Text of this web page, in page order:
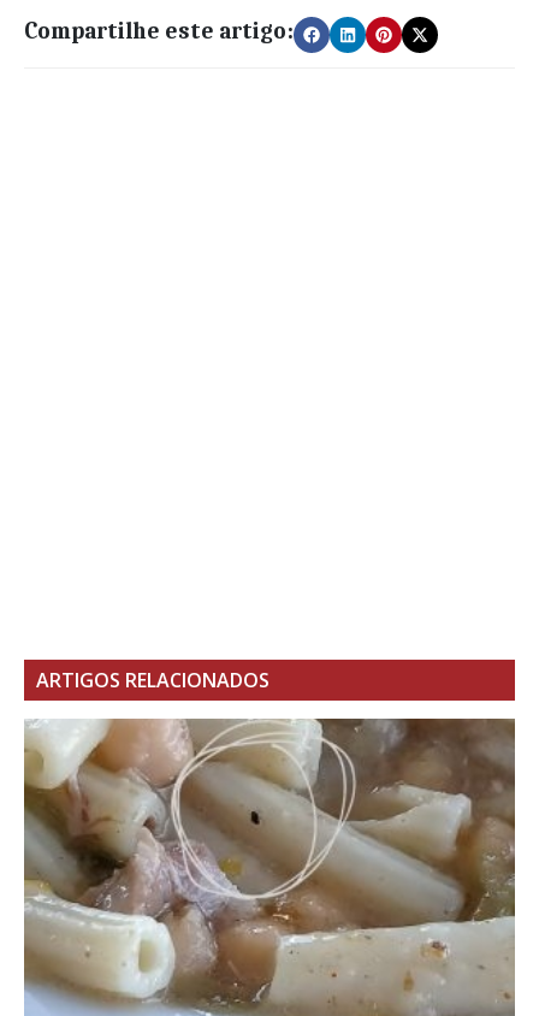
Compartilhe este artigo:
ARTIGOS RELACIONADOS